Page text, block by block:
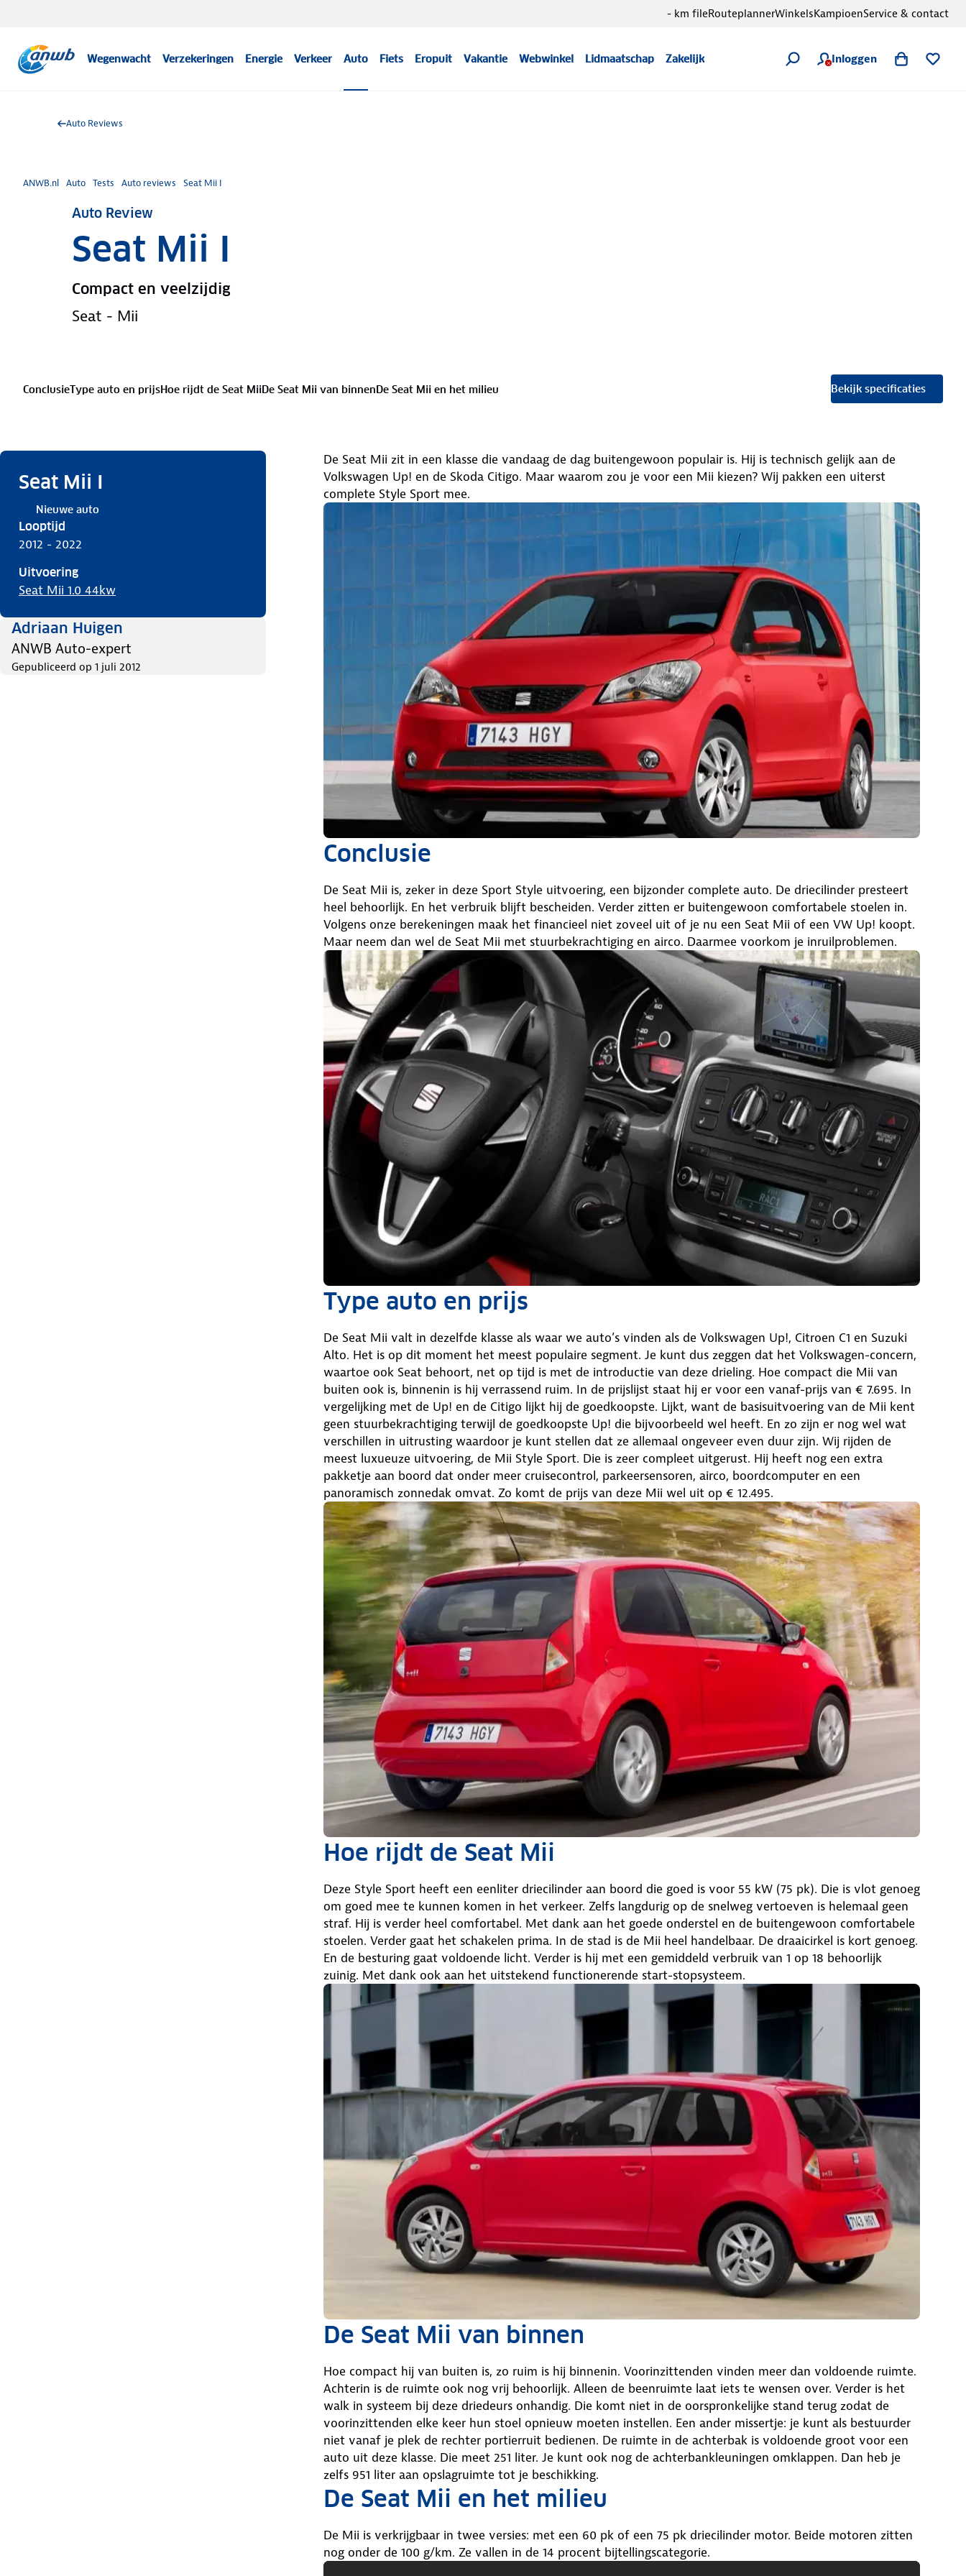
Wegenwacht Verzekeringen Energie Verkeer Auto Fiets Eropuit Vakantie Webwinkel Lidmaatschap Zakelijk Inloggen
- km fileRouteplannerWinkelsKampioenService & contact
Auto Reviews
ANWB.nl Auto Tests Auto reviews Seat Mii I
Auto Review
Seat Mii I
Compact en veelzijdig
Seat - Mii
ConclusieType auto en prijsHoe rijdt de Seat MiiDe Seat Mii van binnenDe Seat Mii en het milieu Bekijk specificaties
Seat Mii I
Nieuwe auto
Looptijd
2012 - 2022
Uitvoering
Seat Mii 1.0 44kw
Adriaan Huigen
ANWB Auto-expert
Gepubliceerd op 1 juli 2012
De Seat Mii zit in een klasse die vandaag de dag buitengewoon populair is. Hij is technisch gelijk aan de
Volkswagen Up! en de Skoda Citigo. Maar waarom zou je voor een Mii kiezen? Wij pakken een uiterst
complete Style Sport mee.
Conclusie
De Seat Mii is, zeker in deze Sport Style uitvoering, een bijzonder complete auto. De driecilinder presteert
heel behoorlijk. En het verbruik blijft bescheiden. Verder zitten er buitengewoon comfortabele stoelen in.
Volgens onze berekeningen maak het financieel niet zoveel uit of je nu een Seat Mii of een VW Up! koopt.
Maar neem dan wel de Seat Mii met stuurbekrachtiging en airco. Daarmee voorkom je inruilproblemen.
Type auto en prijs
De Seat Mii valt in dezelfde klasse als waar we auto’s vinden als de Volkswagen Up!, Citroen C1 en Suzuki
Alto. Het is op dit moment het meest populaire segment. Je kunt dus zeggen dat het Volkswagen-concern,
waartoe ook Seat behoort, net op tijd is met de introductie van deze drieling. Hoe compact die Mii van
buiten ook is, binnenin is hij verrassend ruim. In de prijslijst staat hij er voor een vanaf-prijs van € 7.695. In
vergelijking met de Up! en de Citigo lijkt hij de goedkoopste. Lijkt, want de basisuitvoering van de Mii kent
geen stuurbekrachtiging terwijl de goedkoopste Up! die bijvoorbeeld wel heeft. En zo zijn er nog wel wat
verschillen in uitrusting waardoor je kunt stellen dat ze allemaal ongeveer even duur zijn. Wij rijden de
meest luxueuze uitvoering, de Mii Style Sport. Die is zeer compleet uitgerust. Hij heeft nog een extra
pakketje aan boord dat onder meer cruisecontrol, parkeersensoren, airco, boordcomputer en een
panoramisch zonnedak omvat. Zo komt de prijs van deze Mii wel uit op € 12.495.
Hoe rijdt de Seat Mii
Deze Style Sport heeft een eenliter driecilinder aan boord die goed is voor 55 kW (75 pk). Die is vlot genoeg
om goed mee te kunnen komen in het verkeer. Zelfs langdurig op de snelweg vertoeven is helemaal geen
straf. Hij is verder heel comfortabel. Met dank aan het goede onderstel en de buitengewoon comfortabele
stoelen. Verder gaat het schakelen prima. In de stad is de Mii heel handelbaar. De draaicirkel is kort genoeg.
En de besturing gaat voldoende licht. Verder is hij met een gemiddeld verbruik van 1 op 18 behoorlijk
zuinig. Met dank ook aan het uitstekend functionerende start-stopsysteem.
De Seat Mii van binnen
Hoe compact hij van buiten is, zo ruim is hij binnenin. Voorinzittenden vinden meer dan voldoende ruimte.
Achterin is de ruimte ook nog vrij behoorlijk. Alleen de beenruimte laat iets te wensen over. Verder is het
walk in systeem bij deze driedeurs onhandig. Die komt niet in de oorspronkelijke stand terug zodat de
voorinzittenden elke keer hun stoel opnieuw moeten instellen. Een ander missertje: je kunt als bestuurder
niet vanaf je plek de rechter portierruit bedienen. De ruimte in de achterbak is voldoende groot voor een
auto uit deze klasse. Die meet 251 liter. Je kunt ook nog de achterbankleuningen omklappen. Dan heb je
zelfs 951 liter aan opslagruimte tot je beschikking.
De Seat Mii en het milieu
De Mii is verkrijgbaar in twee versies: met een 60 pk of een 75 pk driecilinder motor. Beide motoren zitten
nog onder de 100 g/km. Ze vallen in de 14 procent bijtellingscategorie.